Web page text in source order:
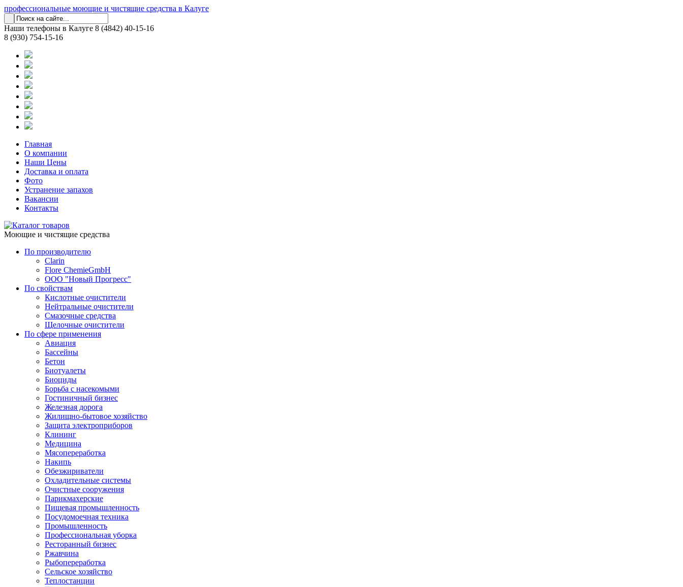
профессиональные моющие и чистящие средства в Калуге
Наши телефоны в Калуге 8 (4842) 40-15-16
8 (930) 754-15-16
Главная
О компании
Наши Цены
Доставка и оплата
Фото
Устранение запахов
Вакансии
Контакты
Моющие и чистящие средства
По производителю
Clarin
Flore ChemieGmbH
ООО "Новый Прогресс"
По свойствам
Кислотные очистители
Нейтральные очистители
Смазочные средства
Щелочные очистители
По сфере применения
Авиация
Бассейны
Бетон
Биотуалеты
Биоциды
Борьба с насекомыми
Гостиничный бизнес
Железная дорога
Жилищно-бытовое хозяйство
Защита электроприборов
Клининг
Медицина
Мясопереработка
Накипь
Обезжириватели
Охладительные системы
Очистные сооружения
Парикмахерские
Пищевая промышленность
Посудомоечная техника
Промышленность
Профессиональная уборка
Ресторанный бизнес
Ржавчина
Рыбопереработка
Сельское хозяйство
Теплостанции